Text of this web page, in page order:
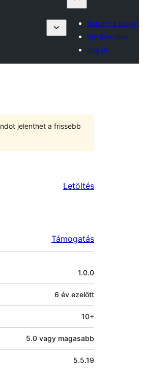
Submit a plugin
My favorites
Log in
jelenthet a frissebb
Letöltés
Támogatás
1.0.0
6 év ezelőtt
10+
5.0 vagy magasabb
5.5.19